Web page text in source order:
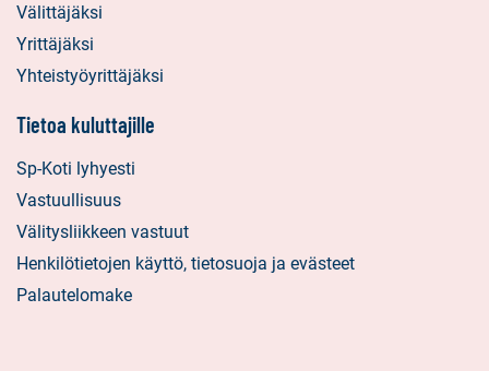
Välittäjäksi
Yrittäjäksi
Yhteistyöyrittäjäksi
Tietoa kuluttajille
Sp-Koti lyhyesti
Vastuullisuus
Välitysliikkeen vastuut
Henkilötietojen käyttö, tietosuoja ja evästeet
Palautelomake